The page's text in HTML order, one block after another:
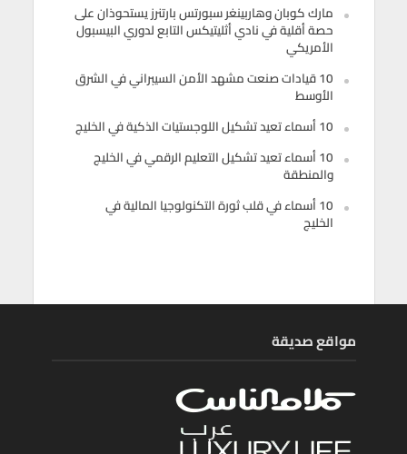
مارك كوبان وهاربينغر سبورتس بارتنرز يستحوذان على
حصة أقلية في نادي أثليتيكس التابع لدوري البيسبول
الأمريكي
10 قيادات صنعت مشهد الأمن السيبراني في الشرق
الأوسط
10 أسماء تعيد تشكيل اللوجستيات الذكية في الخليج
10 أسماء تعيد تشكيل التعليم الرقمي في الخليج
والمنطقة
10 أسماء في قلب ثورة التكنولوجيا المالية في
الخليج
مواقع صديقة